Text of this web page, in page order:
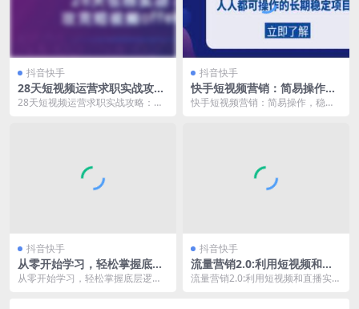
抖音快手
28天短视频运营求职实战攻
略：成功获取短视频工作机会
28天短视频运营求职实战攻略：成
抖音快手
快手短视频营销：简易操作，
稳定持续的长期项目
快手短视频营销：简易操作，稳定
抖音快手
从零开始学习，轻松掌握底层
逻辑，减少学习过程中的曲折
从零开始学习，轻松掌握底层逻
抖音快手
流量营销2.0:利用短视频和直
播实现低成本获客，构建高效
流量营销2.0:利用短视频和直播实现